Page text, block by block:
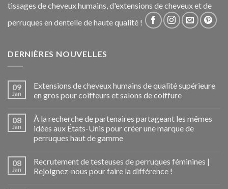
tissages de cheveux humains, d'extensions de cheveux et de
perruques en dentelle de haute qualité !
DERNIÈRES NOUVELLES
09
Jan
Extensions de cheveux humains de qualité supérieure
en gros pour coiffeurs et salons de coiffure
08
Jan
À la recherche de partenaires partageant les mêmes
idées aux États-Unis pour créer une marque de
perruques haut de gamme
08
Jan
Recrutement de testeuses de perruques féminines |
Rejoignez-nous pour faire la différence !